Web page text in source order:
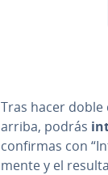
Tras hacer
arriba, podrás
confirmas con
me­n­te y el